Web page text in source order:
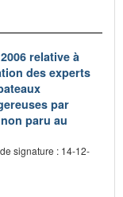
relative à
des experts
par
paru au
signature : 14-12-